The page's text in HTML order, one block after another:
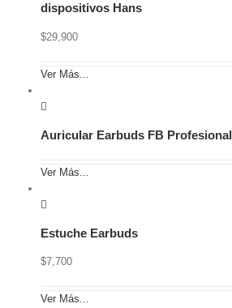
dispositivos Hans
$29,900
Ver Más...
Auricular Earbuds FB Profesional
Ver Más...
Estuche Earbuds
$7,700
Ver Más...